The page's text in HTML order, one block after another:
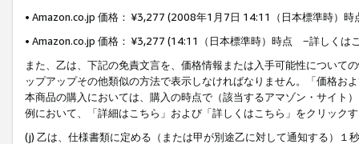
• Amazon.co.jp 価格： ¥3,277 (2008年1月7日 14:11（日本標準時）
• Amazon.co.jp 価格： ¥3,277 (14:11（日本標準時）時点 −詳しくは
また、乙は、下記の免責文言を、価格情報または入手可能性について
ップアップその他類似の方法で表示しなければなりません。「価格
本商品の購入においては、購入の時点で（該当するアマゾン・サイト
例において、「詳細はこちら」および「詳しくはこちら」をクリック
(j) 乙は、仕様書類に定める（または甲が別途乙に対して通知する）